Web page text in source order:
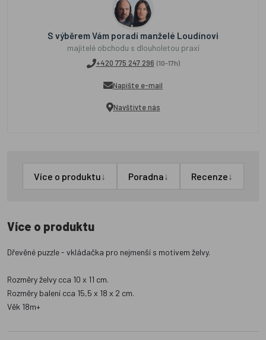
S výběrem Vám poradí manželé Loudínovi
majitelé obchodu s dlouholetou praxí
+420 775 247 296 (10-17h)
Napište e-mail
Navštivte nás
Více o produktu↓ Poradna↓ Recenze↓
Více o produktu
Dřevěné puzzle - vkládačka pro nejmenší s motivem želvy.
Rozměry želvy cca 10 x 11 cm.
Rozměry balení cca 15,5 x 18 x 2 cm.
Věk 18m+